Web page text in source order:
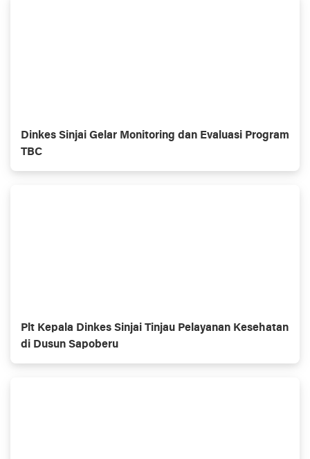
Dinkes Sinjai Gelar Monitoring dan Evaluasi Program
TBC
Plt Kepala Dinkes Sinjai Tinjau Pelayanan Kesehatan
di Dusun Sapoberu